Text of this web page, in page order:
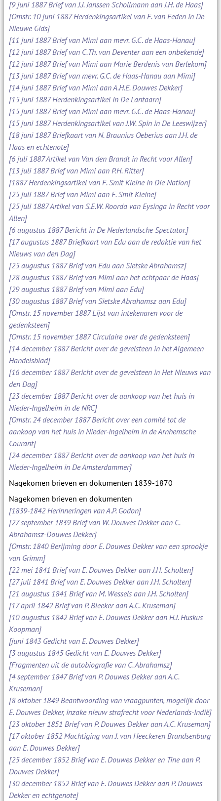
[9 juni 1887 Brief van J.J. Janssen Schollmann aan J.H. de Haas]
[Omstr. 10 juni 1887 Herdenkingsartikel van F. van Eeden in De
Nieuwe Gids]
[11 juni 1887 Brief van Mimi aan mevr. G.C. de Haas-Hanau]
[12 juni 1887 Brief van C.Th. van Deventer aan een onbekende]
[12 juni 1887 Brief van Mimi aan Marie Berdenis van Berlekom]
[13 juni 1887 Brief van mevr. G.C. de Haas-Hanau aan Mimi]
[14 juni 1887 Brief van Mimi aan A.H.E. Douwes Dekker]
[15 juni 1887 Herdenkingsartikel in De Lantaarn]
[15 juni 1887 Brief van Mimi aan mevr. G.C. de Haas-Hanau]
[15 juni 1887 Herdenkingsartikel van J.W. Spin in De Leeswijzer]
[18 juni 1887 Briefkaart van N. Braunius Oeberius aan J.H. de
Haas en echtenote]
[6 juli 1887 Artikel van Van den Brandt in Recht voor Allen]
[13 juli 1887 Brief van Mimi aan P.H. Ritter]
[1887 Herdenkingsartikel van F. Smit Kleine in Die Nation]
[25 juli 1887 Brief van Mimi aan F. Smit Kleine]
[25 juli 1887 Artikel van S.E.W. Roorda van Eysinga in Recht voor
Allen]
[6 augustus 1887 Bericht in De Nederlandsche Spectator.]
[17 augustus 1887 Briefkaart van Edu aan de redaktie van het
Nieuws van den Dag]
[25 augustus 1887 Brief van Edu aan Sietske Abrahamsz]
[28 augustus 1887 Brief van Mimi aan het echtpaar de Haas]
[29 augustus 1887 Brief van Mimi aan Edu]
[30 augustus 1887 Brief van Sietske Abrahamsz aan Edu]
[Omstr. 15 november 1887 Lijst van intekenaren voor de
gedenksteen]
[Omstr. 15 november 1887 Circulaire over de gedenksteen]
[14 december 1887 Bericht over de gevelsteen in het Algemeen
Handelsblad]
[16 december 1887 Bericht over de gevelsteen in Het Nieuws van
den Dag]
[23 december 1887 Bericht over de aankoop van het huis in
Nieder-Ingelheim in de NRC]
[Omstr. 24 december 1887 Bericht over een comité tot de
aankoop van het huis in Nieder-Ingelheim in de Arnhemsche
Courant]
[24 december 1887 Bericht over de aankoop van het huis in
Nieder-Ingelheim in De Amsterdammer]
Nagekomen brieven en dokumenten 1839-1870
Nagekomen brieven en dokumenten
[1839-1842 Herinneringen van A.P. Godon]
[27 september 1839 Brief van W. Douwes Dekker aan C.
Abrahamsz-Douwes Dekker]
[Omstr. 1840 Berijming door E. Douwes Dekker van een sprookje
van Grimm]
[22 mei 1841 Brief van E. Douwes Dekker aan J.H. Scholten]
[27 juli 1841 Brief van E. Douwes Dekker aan J.H. Scholten]
[21 augustus 1841 Brief van M. Wessels aan J.H. Scholten]
[17 april 1842 Brief van P. Bleeker aan A.C. Kruseman]
[10 augustus 1842 Brief van E. Douwes Dekker aan H.J. Huskus
Koopman]
[juni 1843 Gedicht van E. Douwes Dekker]
[3 augustus 1845 Gedicht van E. Douwes Dekker]
[Fragmenten uit de autobiografie van C. Abrahamsz]
[4 september 1847 Brief van P. Douwes Dekker aan A.C.
Kruseman]
[8 oktober 1849 Beantwoording van vraagpunten, mogelijk door
E. Douwes Dekker, inzake nieuw strafrecht voor Nederlands-Indië]
[23 oktober 1851 Brief van P. Douwes Dekker aan A.C. Kruseman]
[17 oktober 1852 Machtiging van J. van Heeckeren Brandsenburg
aan E. Douwes Dekker]
[25 december 1852 Brief van E. Douwes Dekker en Tine aan P.
Douwes Dekker]
[30 december 1852 Brief van E. Douwes Dekker aan P. Douwes
Dekker en echtgenote]